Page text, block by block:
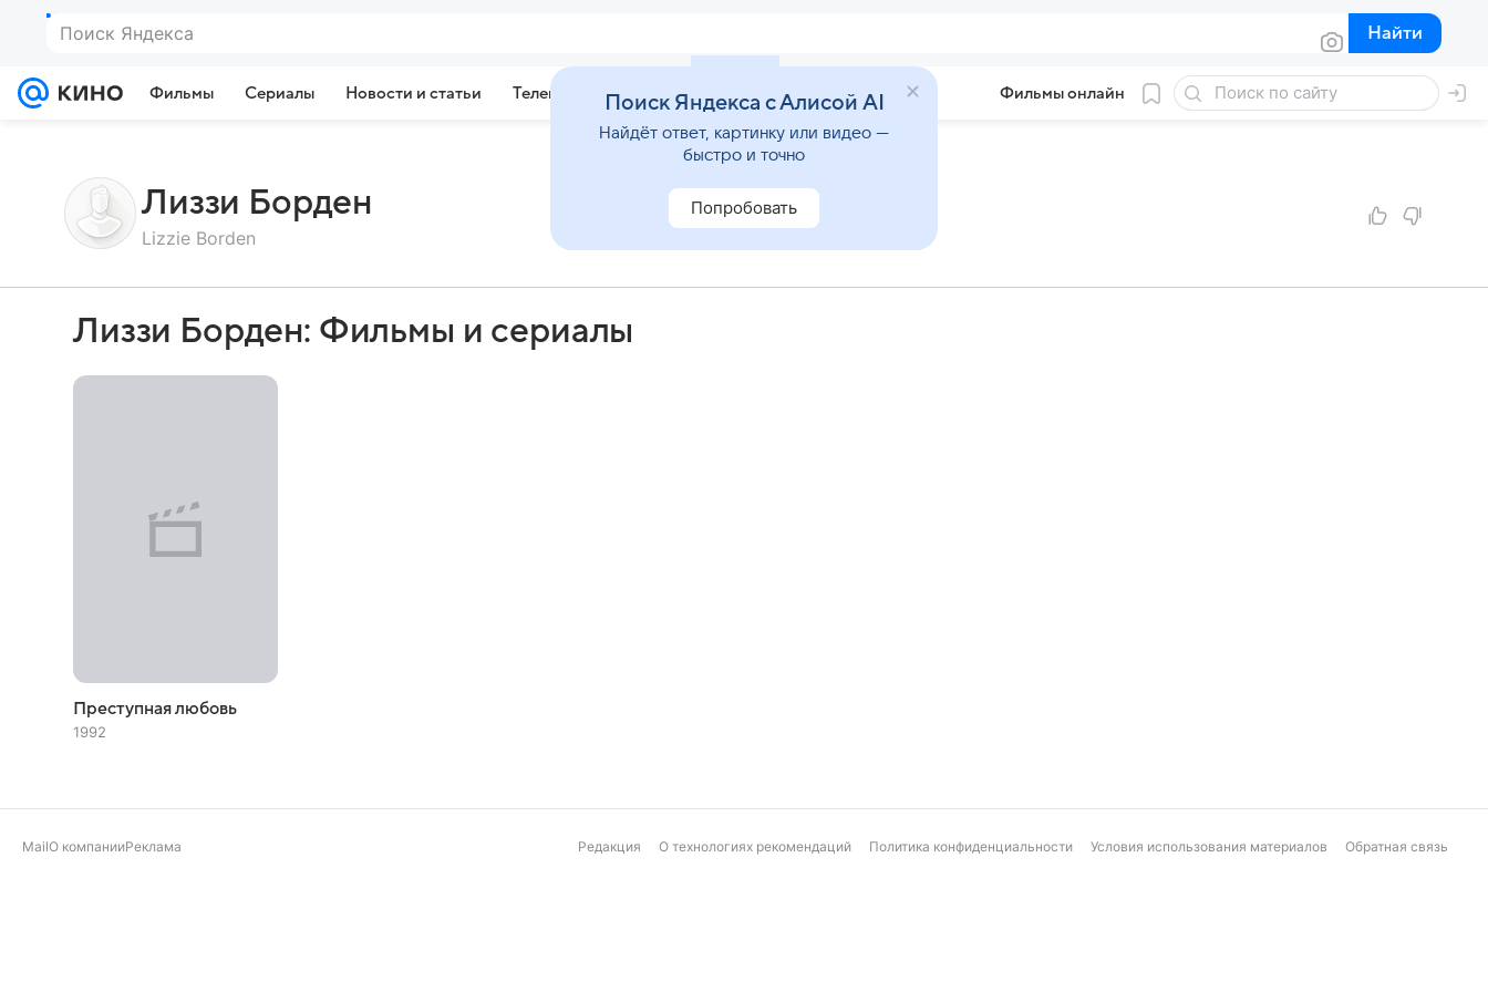
Поиск Яндекса Найти
Найти
Фильмы Сериалы Новости и статьи Телепрограмма Звезды Фильмы онлайн
Лиззи Борден
Lizzie Borden
Лиззи Борден: Фильмы и сериалы
Преступная любовь
1992
MailО компанииРеклама Редакция О технологиях рекомендаций Политика конфиденциальности Условия использования материалов Обратная связь
Поиск Яндекса с Алисой AI
Найдёт ответ, картинку или видео —
быстро и точно
Попробовать